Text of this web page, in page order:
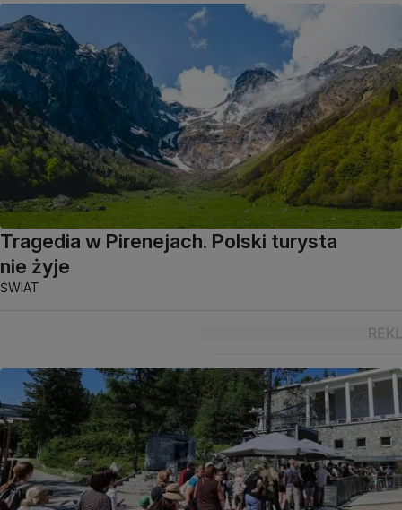
Tragedia w Pirenejach. Polski turysta
nie żyje
ŚWIAT